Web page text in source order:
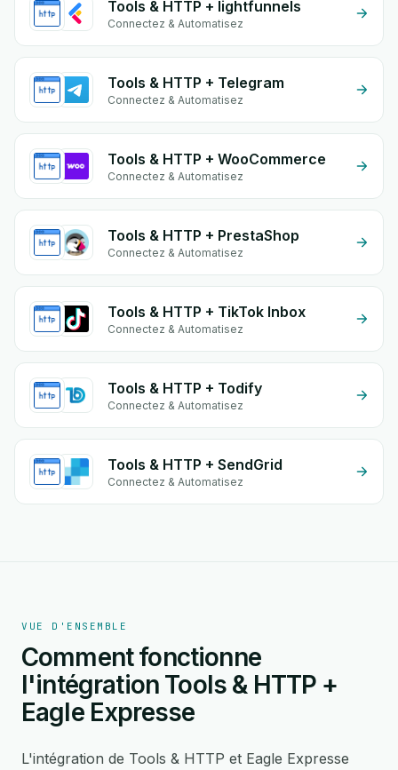
Tools & HTTP + lightfunnels
Connectez & Automatisez
Tools & HTTP + Telegram
Connectez & Automatisez
Tools & HTTP + WooCommerce
Connectez & Automatisez
Tools & HTTP + PrestaShop
Connectez & Automatisez
Tools & HTTP + TikTok Inbox
Connectez & Automatisez
Tools & HTTP + Todify
Connectez & Automatisez
Tools & HTTP + SendGrid
Connectez & Automatisez
VUE D'ENSEMBLE
Comment fonctionne
l'intégration Tools & HTTP +
Eagle Expresse
L'intégration de Tools & HTTP et Eagle Expresse